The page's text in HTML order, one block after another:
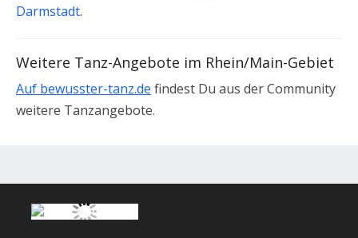
Darmstadt.
Weitere Tanz-Angebote im Rhein/Main-Gebiet
Auf bewusster-tanz.de findest Du aus der Community
weitere Tanzangebote.